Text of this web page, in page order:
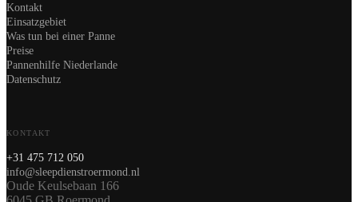
Kontakt
Einsatzgebiet
Was tun bei einer Panne
Preise
Pannenhilfe Niederlande
Datenschutz
KONTAKT
+31 475 712 050
info@sleepdienstroermond.nl
Oude Keulsebaan 166